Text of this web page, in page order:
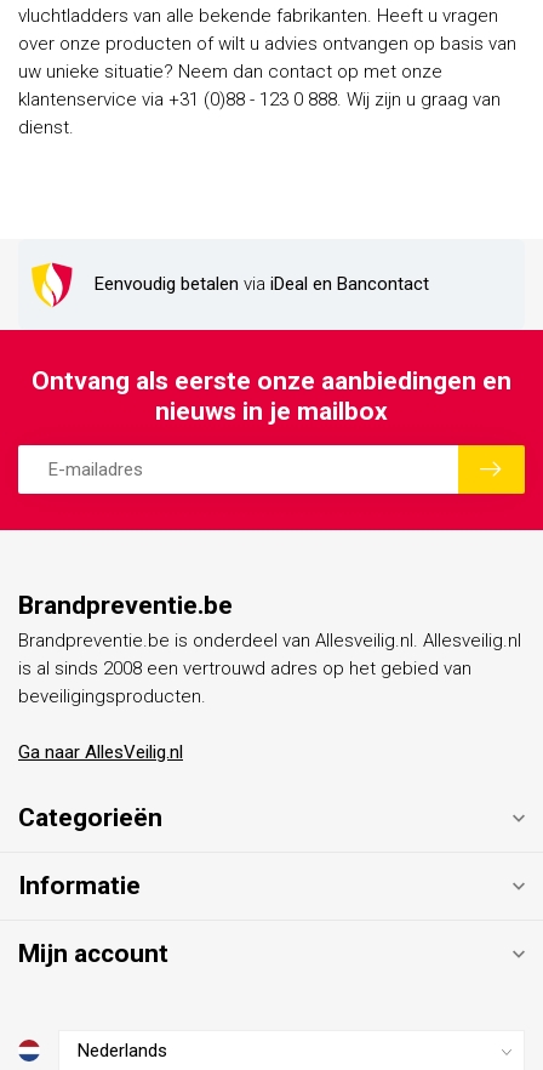
vluchtladders van alle bekende fabrikanten. Heeft u vragen
over onze producten of wilt u advies ontvangen op basis van
uw unieke situatie? Neem dan contact op met onze
klantenservice via +31 (0)88 - 123 0 888. Wij zijn u graag van
dienst.
Eenvoudig betalen via iDeal en Bancontact
Ontvang als eerste onze aanbiedingen en
nieuws in je mailbox
Brandpreventie.be
Brandpreventie.be is onderdeel van Allesveilig.nl. Allesveilig.nl
is al sinds 2008 een vertrouwd adres op het gebied van
beveiligingsproducten.
Ga naar AllesVeilig.nl
Categorieën
Informatie
Mijn account